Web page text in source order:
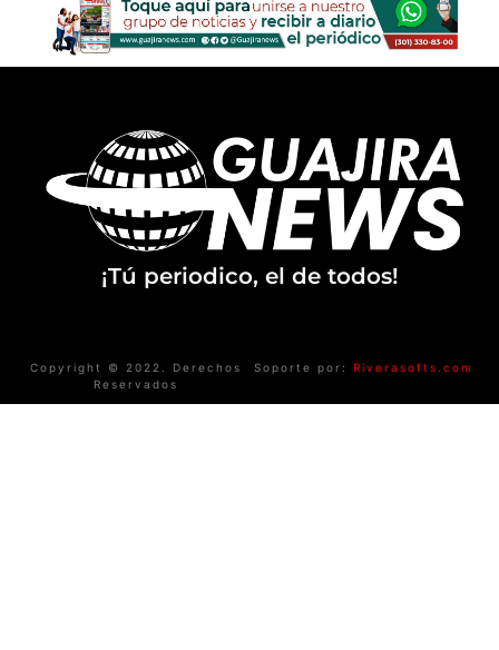
¡Tú periodico, el de todos!
Copyright © 2022. Derechos
Reservados
Soporte por: Riverasofts.com